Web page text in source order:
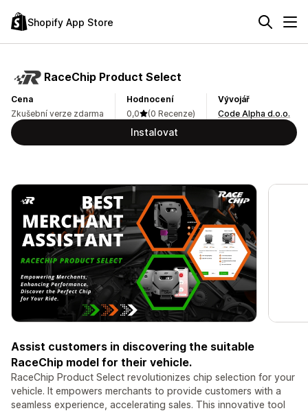
Shopify App Store
RaceChip Product Select
Cena
Zkušební verze zdarma
Hodnocení
0,0
(0 Recenze)
Vývojář
Code Alpha d.o.o.
Instalovat
Assist customers in discovering the suitable
RaceChip model for their vehicle.
RaceChip Product Select revolutionizes chip selection for your
vehicle. It empowers merchants to provide customers with a
seamless experience, accelerating sales. This innovative tool